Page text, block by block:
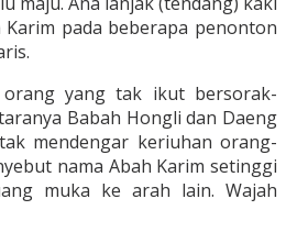
pada beberapa penonton
yang tak ikut bersorak-
Babah Hongli dan Daeng
mendengar keriuhan orang-
nama Abah Karim setinggi
muka ke arah lain. Wajah